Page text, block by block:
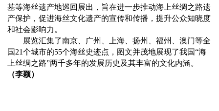
墓等海丝遗产地巡回展出，旨在进一步推动海上丝绸之路遗
产保护，促进海丝文化遗产的宣传和传播，提升公众知晓度
和社会影响力。
展览汇集了南京、广州、上海、扬州、福州、澳门等全
国21个城市的55个海丝史迹点，图文并茂地展现了我国“海
上丝绸之路”两千多年的发展历史及其丰富的文化内涵。
（李颖）